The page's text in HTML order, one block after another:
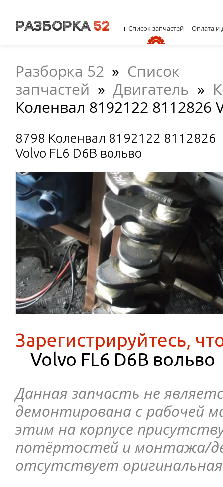
Разборка 52 » Список
запчастей » Двигатель »
Коленвал 8192122 8112826
8798 Коленвал 8192122 8112826
Volvo FL6 D6B вольво
Зарегистрируйтесь,
Volvo FL6 D6B вольво
Данная запчасть не
демонтирована с рабочей
этим на корпусе
потёртостей и монтажа/
отсутствует оригинальная
Список запчастей Оплата и